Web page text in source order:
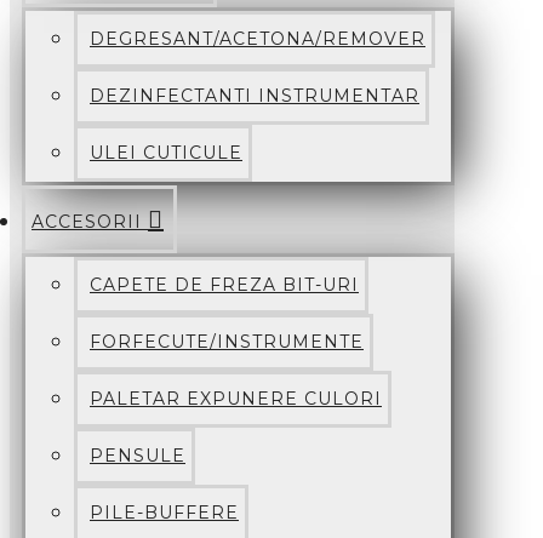
DEGRESANT/ACETONA/REMOVER
DEZINFECTANTI INSTRUMENTAR
ULEI CUTICULE
ACCESORII
CAPETE DE FREZA BIT-URI
FORFECUTE/INSTRUMENTE
PALETAR EXPUNERE CULORI
PENSULE
PILE-BUFFERE